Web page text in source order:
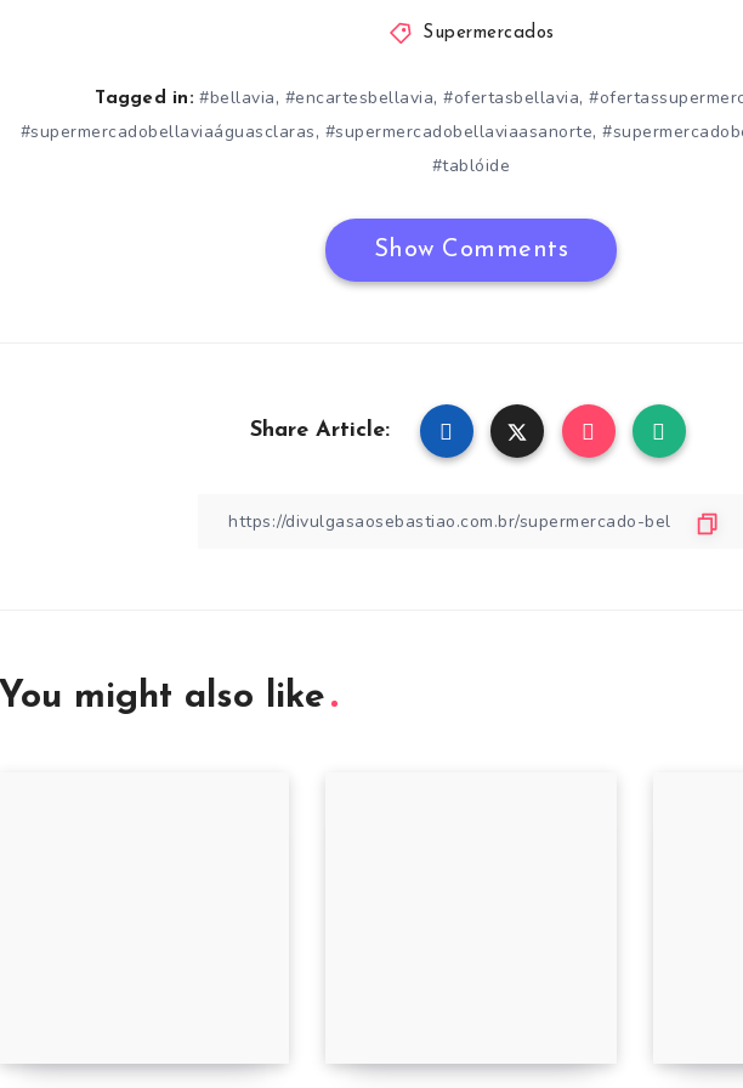
Supermercados
Tagged in: #bellavia, #encartesbellavia,#ofertasbellavia,
#supermercadobellaviaáguasclaras, #supermercadobellaviaasanorte,
#tablóide
Show Comments
Share Article:
You might also like